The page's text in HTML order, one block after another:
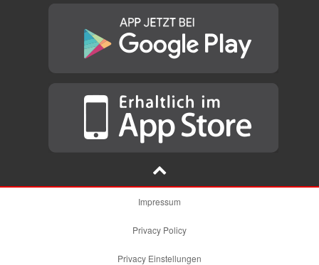
Impressum
Privacy Policy
Privacy Einstellungen